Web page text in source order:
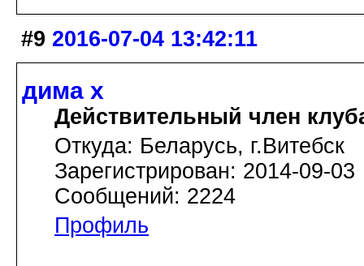
#9 2016-07-04 13:42:11
дима х
Действительный член
Откуда: Беларусь, г.Витебск
Зарегистрирован: 2014-09-03
Сообщений: 2224
Профиль